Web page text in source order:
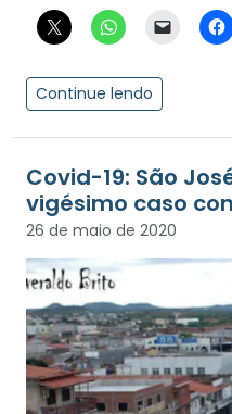
Continue lendo
Covid-19: São
vigésimo caso
26 de maio de 2020